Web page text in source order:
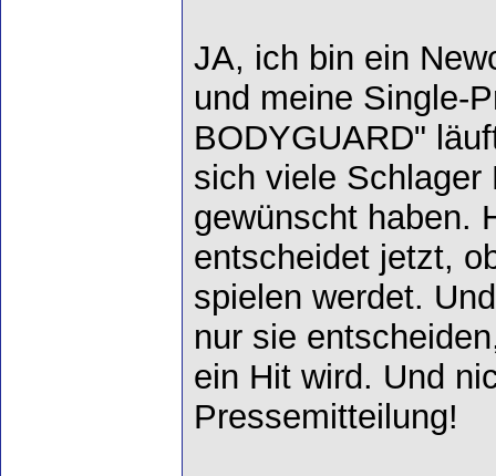
JA, ich bin ein
und meine Single-
BODYGUARD"
sich viele
gewünscht haben.
entscheidet jetzt,
spielen werdet.
nur sie
ein Hit wird. Und
Pressemitteilung!